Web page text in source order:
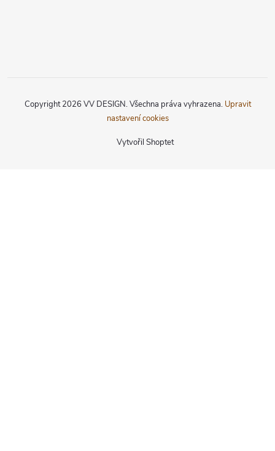
Vytvořil Shoptet
Copyright 2026 VV DESIGN. Všechna práva vyhrazena. Upravit
nastavení cookies